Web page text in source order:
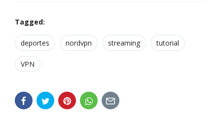
Tagged:
deportes nordvpn streaming tutorial
VPN